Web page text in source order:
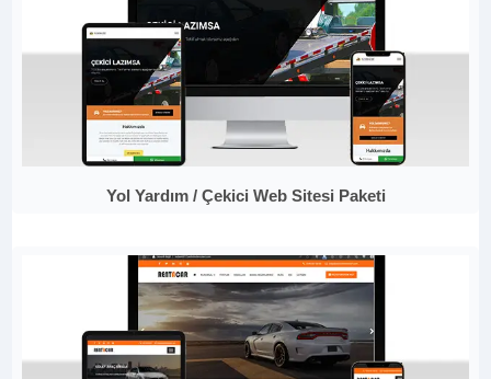
Yol Yardım / Çekici Web Sitesi Paketi